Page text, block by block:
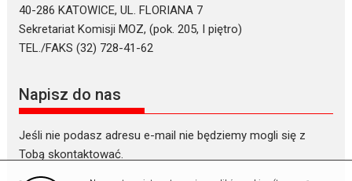
40-286 KATOWICE, UL. FLORIANA 7
Sekretariat Komisji MOZ, (pok. 205, I piętro)
TEL./FAKS (32) 728-41-62
Napisz do nas
Jeśli nie podasz adresu e-mail nie będziemy mogli się z
Tobą skontaktować.